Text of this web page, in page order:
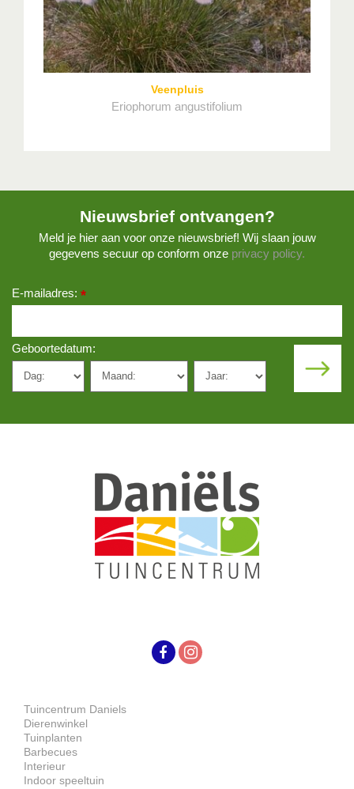
Veenpluis
Eriophorum angustifolium
Nieuwsbrief ontvangen?
Meld je hier aan voor onze nieuwsbrief! Wij slaan jouw
gegevens secuur op conform onze privacy policy.
E-mailadres: *
Geboortedatum:
Tuincentrum Daniels
Dierenwinkel
Tuinplanten
Barbecues
Interieur
Indoor speeltuin